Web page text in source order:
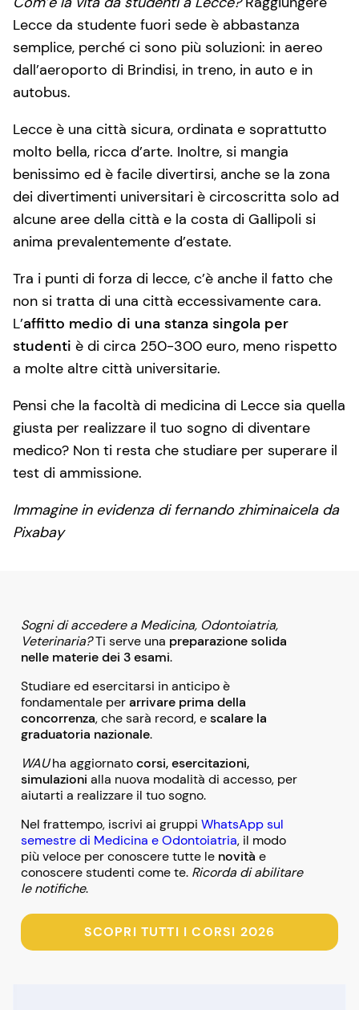
Lecce da studente fuori sede è abbastanza
semplice, perché ci sono più soluzioni: in aereo
dall’aeroporto di Brindisi, in treno, in auto e in
autobus.
Lecce è una città sicura, ordinata e soprattutto
molto bella, ricca d’arte. Inoltre, si mangia
benissimo ed è facile divertirsi, anche se la zona
dei divertimenti universitari è circoscritta solo ad
alcune aree della città e la costa di Gallipoli si
anima prevalentemente d’estate.
Tra i punti di forza di lecce, c’è anche il fatto che
non si tratta di una città eccessivamente cara.
L’affitto medio di una stanza singola per
studenti è di circa 250-300 euro, meno rispetto
a molte altre città universitarie.
Pensi che la facoltà di medicina di Lecce sia quella
giusta per realizzare il tuo sogno di diventare
medico? Non ti resta che studiare per superare il
test di ammissione.
Immagine in evidenza di fernando zhiminaicela da
Pixabay
Sogni di accedere a Medicina, Odontoiatria,
Veterinaria?Ti serve una preparazione solida
nelle materie dei 3 esami.
Studiare ed esercitarsi in anticipo è
fondamentale perarrivare prima della
concorrenza, che sarà record, escalare la
graduatoria nazionale.
WAUha aggiornatocorsi, esercitazioni,
simulazioni alla nuova modalità di accesso, per
aiutarti a realizzare il tuo sogno.
Nel frattempo, iscrivi ai gruppi WhatsApp sul
semestre di Medicina e Odontoiatria, il modo
più veloce per conoscere tutte le novità e
conoscere studenti come te. Ricorda di abilitare
le notifiche.
SCOPRI TUTTI I CORSI 2026